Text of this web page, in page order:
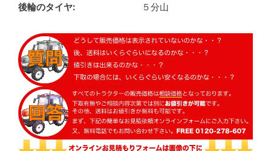
後輪のタイヤ
５分山